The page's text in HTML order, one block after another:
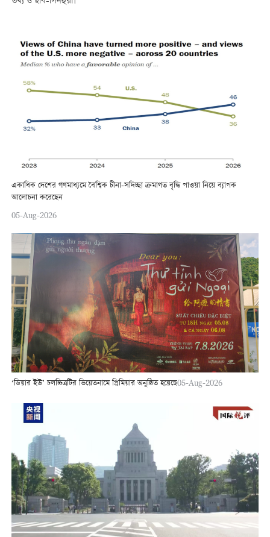
একাধিক দেশের গণমাধ্যমে বৈশ্বিক চীনা-সদিচ্ছা ক্রমাগত বৃদ্ধি পাওয়া নিয়ে ব্যাপক
আলোচনা করেছেন
05-Aug-2026
‘ডিয়ার ইউ’ চলচ্চিত্রটির ভিয়েতনামে প্রিমিয়ার অনুষ্ঠিত হয়েছে05-Aug-2026